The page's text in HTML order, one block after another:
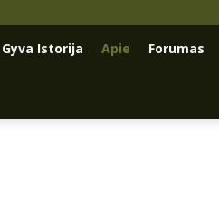
Gyva Istorija Apie Forumas